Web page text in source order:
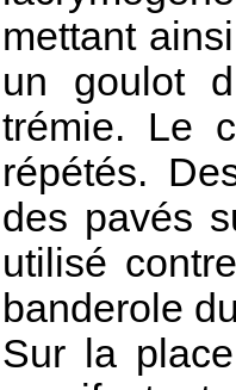
mettant
un goulot
trémie. Le
répétés.
des pavés
utilisé
banderole
Sur la